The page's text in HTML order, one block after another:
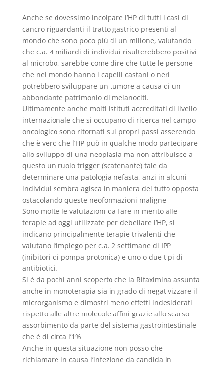
Anche se dovessimo incolpare l’HP di tutti i casi di
cancro riguardanti il tratto gastrico presenti al
mondo che sono poco più di un milione, valutando
che c.a. 4 miliardi di individui risulterebbero positivi
al microbo, sarebbe come dire che tutte le persone
che nel mondo hanno i capelli castani o neri
potrebbero sviluppare un tumore a causa di un
abbondante patrimonio di melanociti.
Ultimamente anche molti istituti accreditati di livello
internazionale che si occupano di ricerca nel campo
oncologico sono ritornati sui propri passi asserendo
che è vero che l’HP può in qualche modo partecipare
allo sviluppo di una neoplasia ma non attribuisce a
questo un ruolo trigger (scatenante) tale da
determinare una patologia nefasta, anzi in alcuni
individui sembra agisca in maniera del tutto opposta
ostacolando queste neoformazioni maligne.
Sono molte le valutazioni da fare in merito alle
terapie ad oggi utilizzate per debellare l’HP, si
indicano principalmente terapie trivalenti che
valutano l’impiego per c.a. 2 settimane di IPP
(inibitori di pompa protonica) e uno o due tipi di
antibiotici.
Si è da pochi anni scoperto che la Rifaximina assunta
anche in monoterapia sia in grado di negativizzare il
microrganismo e dimostri meno effetti indesiderati
rispetto alle altre molecole affini grazie allo scarso
assorbimento da parte del sistema gastrointestinale
che è di circa l’1%
Anche in questa situazione non posso che
richiamare in causa l’infezione da candida in